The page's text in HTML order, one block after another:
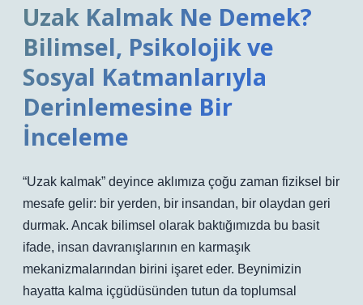
Uzak Kalmak Ne Demek?
Bilimsel, Psikolojik ve
Sosyal Katmanlarıyla
Derinlemesine Bir
İnceleme
“Uzak kalmak” deyince aklımıza çoğu zaman fiziksel bir
mesafe gelir: bir yerden, bir insandan, bir olaydan geri
durmak. Ancak bilimsel olarak baktığımızda bu basit
ifade, insan davranışlarının en karmaşık
mekanizmalarından birini işaret eder. Beynimizin
hayatta kalma içgüdüsünden tutun da toplumsal